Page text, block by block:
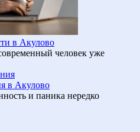
в Акулово
человек уже
в Акулово
и паника нередко